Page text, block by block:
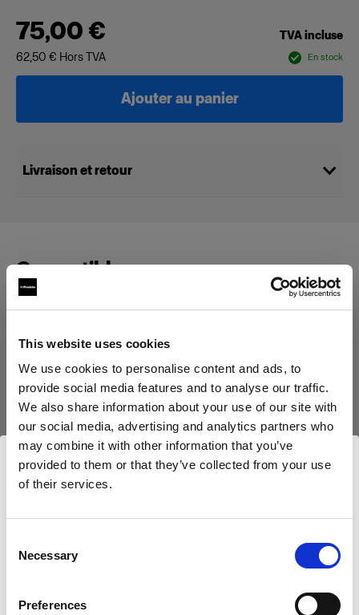
This website uses cookies
We use cookies to personalise content and ads, to
provide social media features and to analyse our traffic.
We also share information about your use of our site with
our social media, advertising and analytics partners who
may combine it with other information that you’ve
provided to them or that they’ve collected from your use
of their services.
Selection
Necessary
Preferences
75,00 €
TVA incluse
62,50 € Hors TVA En stock
Ajouter au panier
Livraison et retour
Compatible avec :
Profoto Softbox Rectangular Silver
Profoto Softbox Rectangular White